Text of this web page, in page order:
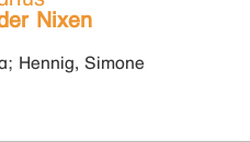
Nixen
Hennig, Simone